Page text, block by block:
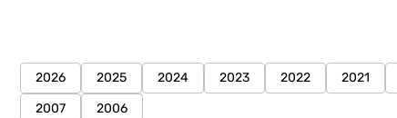
2026 2025 2024 2023 2022 2021
2007
2006